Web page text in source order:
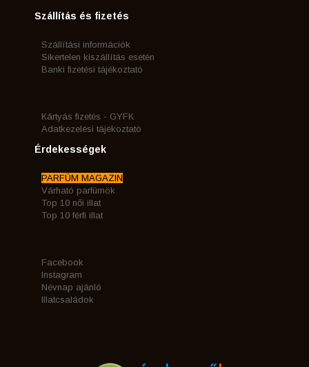
Szállítás és fizetés
Szállítási információk
Sikertelen kiszállítás esetén
Banki fizetési tájékoztató
Kártyás fizetés - GYFK
Adatkezelési tájékoztató
Érdekességek
PARFÜM MAGAZIN
Várható parfümök
Top 10 női illat
Top 10 férfi illat
Facebook
Instagram
Névnap ajánló
Illatcsaládok